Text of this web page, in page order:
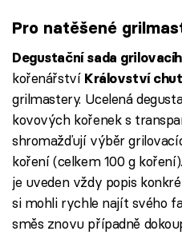
Pro natěšené
Degustační sada
kořenářstvíKrálovství
grilmastery. Ucelená
kovových kořenek s
shromažďují výběr
koření (celkem 100 g
je uveden vždy popis
si mohli rychle najít svého
směs znovu případně